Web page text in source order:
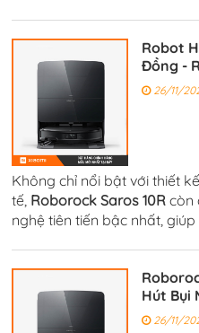
Robot
Đồng -
26/11/
Không chỉ nổi bật với thiết
tế, Roborock Saros 10R còn
nghệ tiên tiến bậc nhất,
Hút Bụi
26/11/